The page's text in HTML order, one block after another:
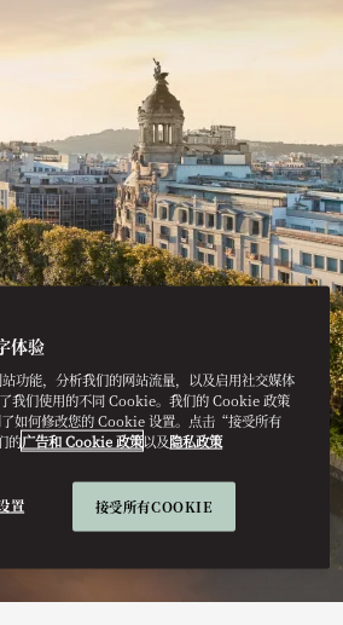
体验
功能，分析我们的网站流量，以及启用社交媒体
我们使用的不同 Cookie。我们的 Cookie 政策
如何修改您的 Cookie 设置。点击“接受所有
的广告和 Cookie 政策以及隐私政策
置 接受所有COOKIE